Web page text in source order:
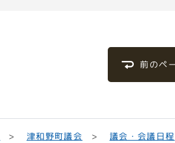
前のペ
津和野町議会 議会・会議日程